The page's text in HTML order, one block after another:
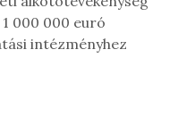
000 000 euró
intézményhez